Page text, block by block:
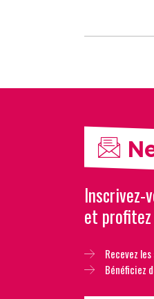
Inscrivez-
et
Recevez
Bénéficiez